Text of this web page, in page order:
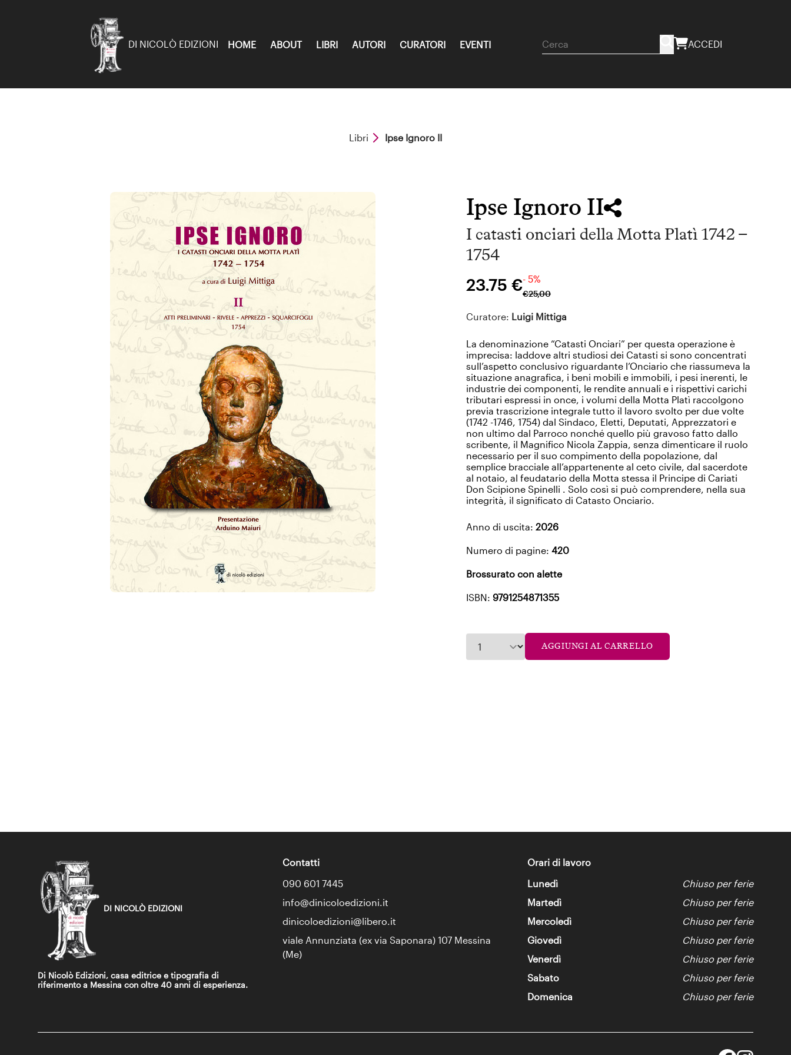
DI NICOLÒ EDIZIONI HOME ABOUT LIBRI AUTORI CURATORI EVENTI ACCEDI
Libri Ipse Ignoro II
Ipse Ignoro II
I catasti onciari della Motta Platì 1742 –
1754
23.75 €- 5%
€25,00
Curatore: Luigi Mittiga
La denominazione “Catasti Onciari” per questa operazione è
imprecisa: laddove altri studiosi dei Catasti si sono concentrati
sull’aspetto conclusivo riguardante l’Onciario che riassumeva la
situazione anagrafica, i beni mobili e immobili, i pesi inerenti, le
industrie dei componenti, le rendite annuali e i rispettivi carichi
tributari espressi in once, i volumi della Motta Platì raccolgono
previa trascrizione integrale tutto il lavoro svolto per due volte
(1742 -1746, 1754) dal Sindaco, Eletti, Deputati, Apprezzatori e
non ultimo dal Parroco nonché quello più gravoso fatto dallo
scribente, il Magnifico Nicola Zappia, senza dimenticare il ruolo
necessario per il suo compimento della popolazione, dal
semplice bracciale all’appartenente al ceto civile, dal sacerdote
al notaio, al feudatario della Motta stessa il Principe di Cariati
Don Scipione Spinelli . Solo così si può comprendere, nella sua
integrità, il significato di Catasto Onciario.
Anno di uscita: 2026
Numero di pagine: 420
Brossurato con alette
ISBN: 9791254871355
AGGIUNGI AL CARRELLO
DI NICOLÒ EDIZIONI
Di Nicolò Edizioni, casa editrice e tipografia di
riferimento a Messina con oltre 40 anni di esperienza.
Contatti
090 601 7445
info@dinicoloedizioni.it
dinicoloedizioni@libero.it
viale Annunziata (ex via Saponara) 107 Messina
(Me)
Orari di lavoro
Lunedì
Chiuso per ferie
Martedì
Chiuso per ferie
Mercoledì
Chiuso per ferie
Giovedì
Chiuso per ferie
Venerdì
Chiuso per ferie
Sabato
Chiuso per ferie
Domenica
Chiuso per ferie